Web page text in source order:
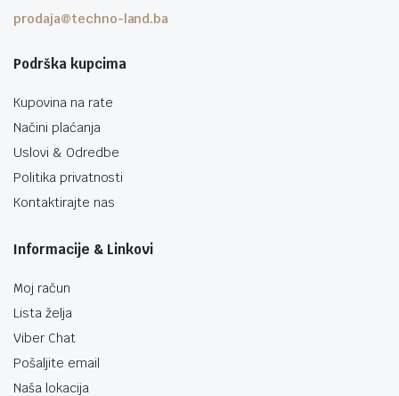
prodaja@techno-land.ba
Podrška kupcima
Kupovina na rate
Načini plaćanja
Uslovi & Odredbe
Politika privatnosti
Kontaktirajte nas
Informacije & Linkovi
Moj račun
Lista želja
Viber Chat
Pošaljite email
Naša lokacija